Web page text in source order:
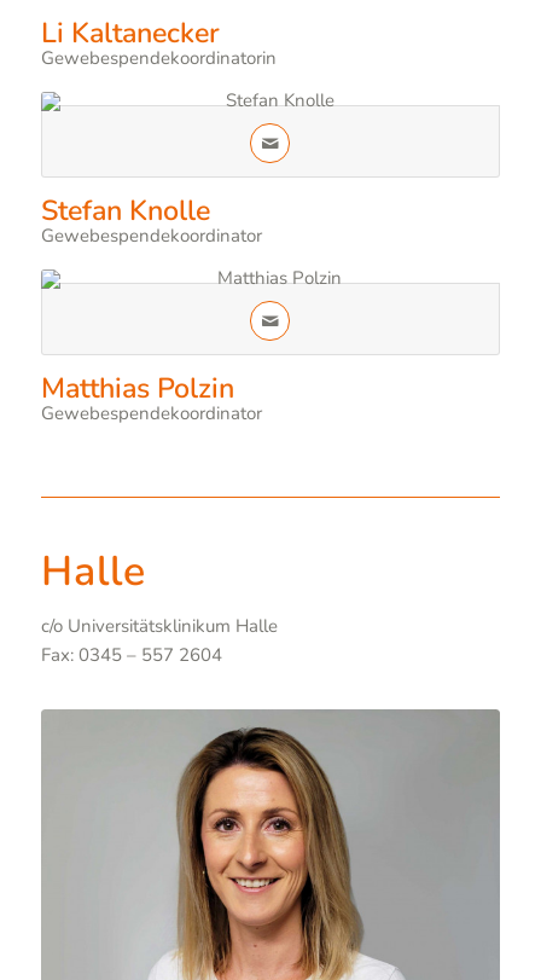
Li Kaltanecker
Gewebespendekoordinatorin
Stefan Knolle
Gewebespendekoordinator
Matthias Polzin
Gewebespendekoordinator
Halle
c/o Universitätsklinikum Halle
Fax: 0345 – 557 2604